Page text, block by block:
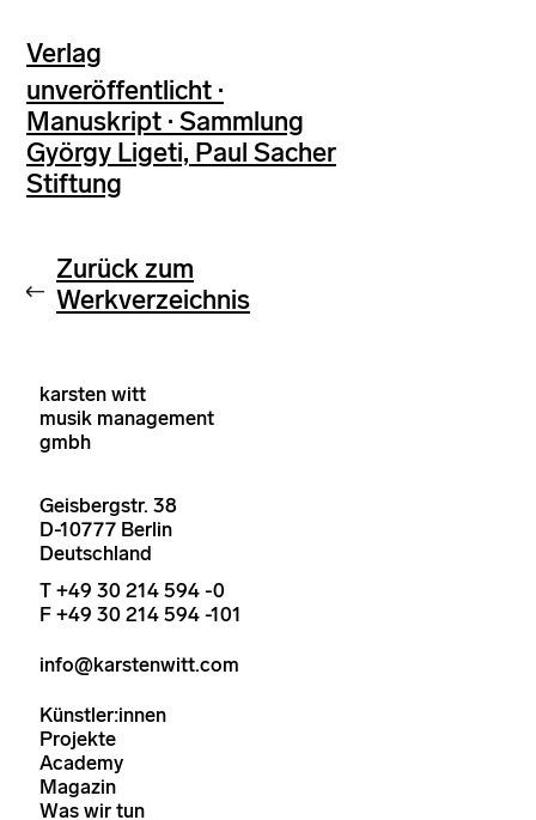
Verlag
unveröffentlicht ·
Manuskript · Sammlung
György Ligeti, Paul Sacher
Stiftung
Zurück zum
Werkverzeichnis
karsten witt
musik management
gmbh
Geisbergstr. 38
D-10777 Berlin
Deutschland
T +49 30 214 594 -0
F +49 30 214 594 -101
info@karstenwitt.com
Künstler:innen
Projekte
Academy
Magazin
Was wir tun